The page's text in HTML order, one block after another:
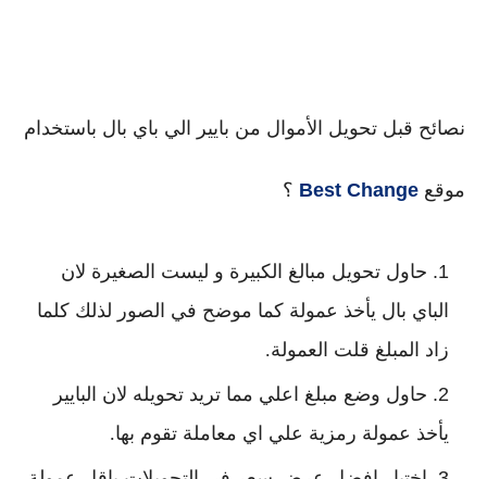
نصائح قبل تحويل الأموال من بايير الي باي بال باستخدام
موقع Best Change ؟
حاول تحويل مبالغ الكبيرة و ليست الصغيرة لان
الباي بال يأخذ عمولة كما موضح في الصور لذلك كلما
زاد المبلغ قلت العمولة.
حاول وضع مبلغ اعلي مما تريد تحويله لان البايير
يأخذ عمولة رمزية علي اي معاملة تقوم بها.